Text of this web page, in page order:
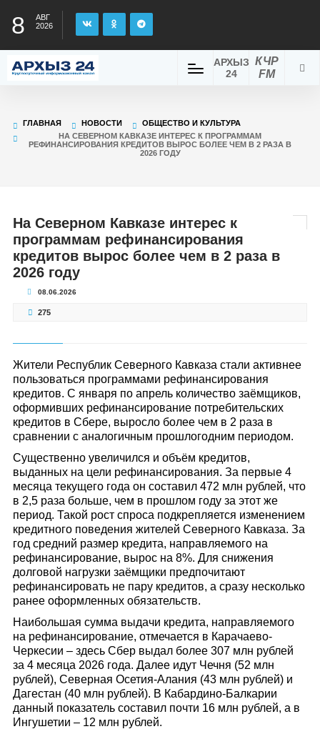
8
АВГ
2026
КЧР
FM
АРХЫЗ
24
ГЛАВНАЯ НОВОСТИ
ОБЩЕСТВО И КУЛЬТУРА
НА СЕВЕРНОМ КАВКАЗЕ ИНТЕРЕС К ПРОГРАММАМ
РЕФИНАНСИРОВАНИЯ КРЕДИТОВ ВЫРОС БОЛЕЕ ЧЕМ В 2 РАЗА В
2026 ГОДУ
На Северном Кавказе интерес к
программам рефинансирования
кредитов вырос более чем в 2 раза в
2026 году
08.06.2026
275
Жители Республик Северного Кавказа стали активнее
пользоваться программами рефинансирования
кредитов. С января по апрель количество заёмщиков,
оформивших рефинансирование потребительских
кредитов в Сбере, выросло более чем в 2 раза в
сравнении с аналогичным прошлогодним периодом.
Существенно увеличился и объём кредитов,
выданных на цели рефинансирования. За первые 4
месяца текущего года он составил 472 млн рублей, что
в 2,5 раза больше, чем в прошлом году за этот же
период. Такой рост спроса подкрепляется изменением
кредитного поведения жителей Северного Кавказа. За
год средний размер кредита, направляемого на
рефинансирование, вырос на 8%. Для снижения
долговой нагрузки заёмщики предпочитают
рефинансировать не пару кредитов, а сразу несколько
ранее оформленных обязательств.
Наибольшая сумма выдачи кредита, направляемого
на рефинансирование, отмечается в Карачаево-
Черкесии – здесь Сбер выдал более 307 млн рублей
за 4 месяца 2026 года. Далее идут Чечня (52 млн
рублей), Северная Осетия-Алания (43 млн рублей) и
Дагестан (40 млн рублей). В Кабардино-Балкарии
данный показатель составил почти 16 млн рублей, а в
Ингушетии – 12 млн рублей.